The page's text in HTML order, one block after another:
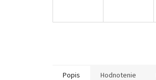
Popis Hodnotenie